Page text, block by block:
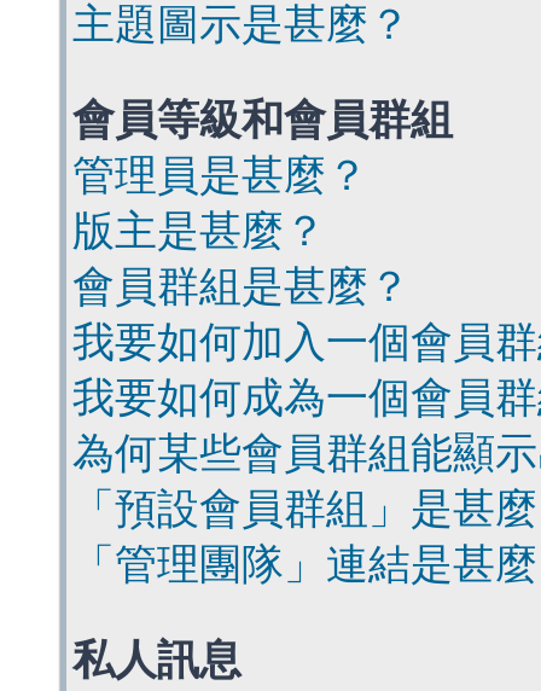
主題圖示是甚麼？
會員等級和會員群組
管理員是甚麼？
版主是甚麼？
會員群組是甚麼？
我要如何加入一個會員
我要如何成為一個會員
為何某些會員群組能顯
「預設會員群組」是甚
「管理團隊」連結是甚
私人訊息